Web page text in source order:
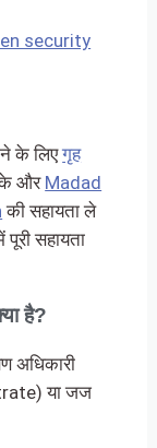
security
के लिएगृह
औरMadad
की सहायता ले
सहायता
है?
अधिकारी
या जज